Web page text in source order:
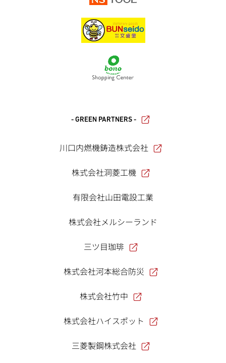
- GREEN PARTNERS -
川口内燃機鋳造株式会社
株式会社洞菱工機
有限会社山田電設工業
株式会社メルシーランド
三ツ目珈琲
株式会社河本総合防災
株式会社竹中
株式会社ハイスポット
三菱製鋼株式会社